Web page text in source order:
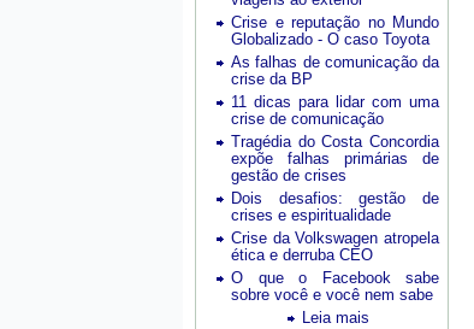
Crise e reputação no Mundo
Globalizado - O caso Toyota
As falhas de comunicação da
crise da BP
11 dicas para lidar com uma
crise de comunicação
Tragédia do Costa Concordia
expõe falhas primárias de
gestão de crises
Dois desafios: gestão de
crises e espiritualidade
Crise da Volkswagen atropela
ética e derruba CEO
O que o Facebook sabe
sobre você e você nem sabe
Leia mais